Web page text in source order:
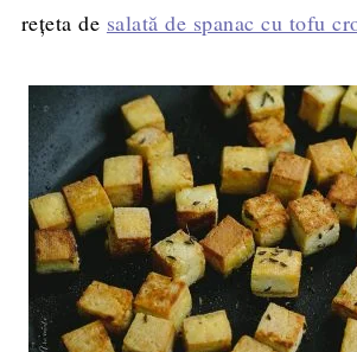
rețeta de salată de spanac cu tofu